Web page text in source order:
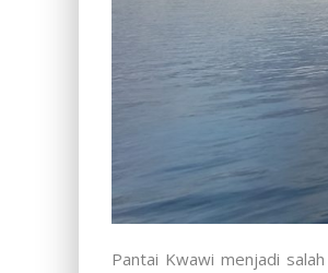
Pantai Kwawi menjadi